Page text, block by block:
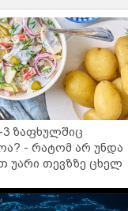
3 ზაფხულშიც
- რატომ არ უნდა
უარი თევზზე ცხელ